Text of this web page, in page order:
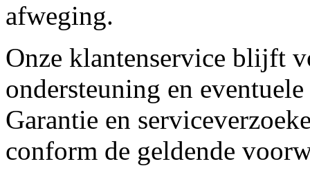
afweging.
Onze klantenservice blijft
ondersteuning en
Garantie en
conform de geldende